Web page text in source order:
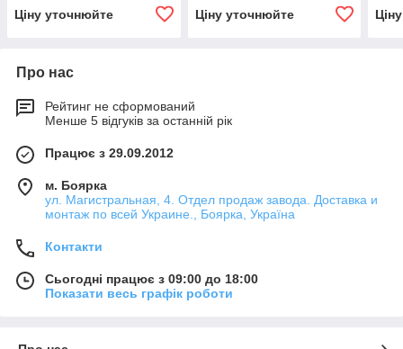
Ціну уточнюйте
Ціну уточнюйте
Про нас
Рейтинг не сформований
Менше 5 відгуків за останній рік
Працює з 29.09.2012
м. Боярка
ул. Магистральная, 4. Отдел продаж завода. Доставка и
монтаж по всей Украине., Боярка, Україна
Контакти
Сьогодні працює з 09:00 до 18:00
Показати весь графік роботи